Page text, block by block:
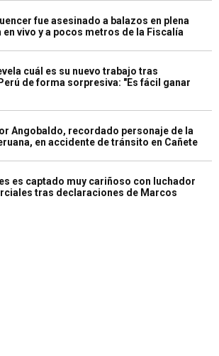
fue asesinado a balazos en plena
vivo y a pocos metros de la Fiscalía
cuál es su nuevo trabajo tras
de forma sorpresiva: "Es fácil ganar
Angobaldo, recordado personaje de la
en accidente de tránsito en Cañete
es captado muy cariñoso con luchador
tras declaraciones de Marcos